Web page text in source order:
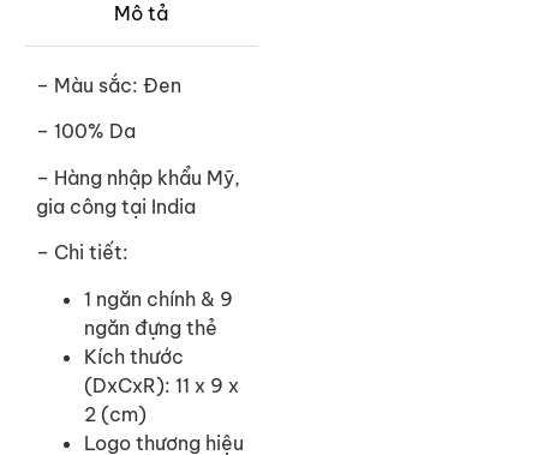
Mô tả
– Màu sắc: Đen
– 100% Da
– Hàng nhập khẩu Mỹ,
gia công tại India
– Chi tiết:
1 ngăn chính & 9
ngăn đựng thẻ
Kích thước
(DxCxR): 11 x 9 x
2 (cm)
Logo thương hiệu